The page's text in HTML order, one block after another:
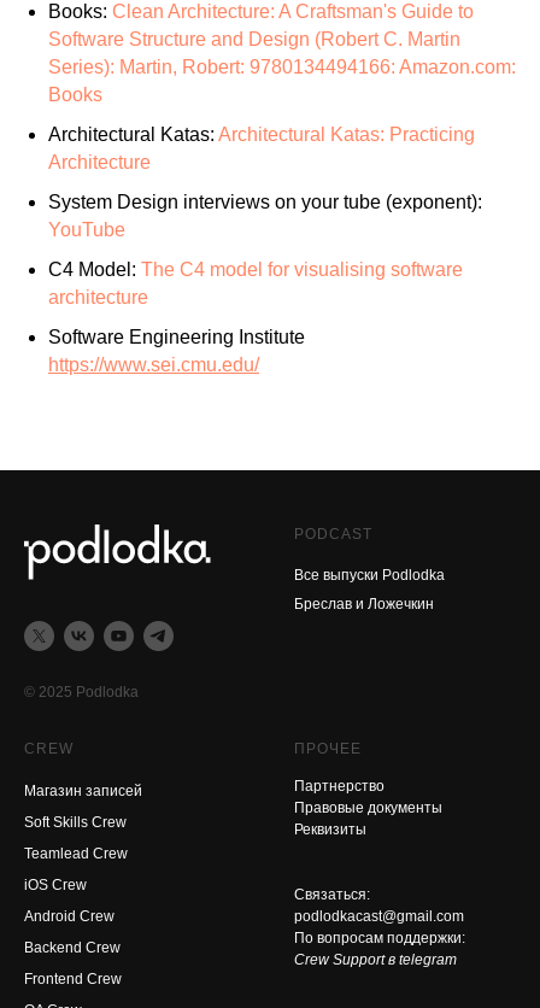
Books: Clean Architecture: A Craftsman's Guide to
Software Structure and Design (Robert C. Martin
Series): Martin, Robert: 9780134494166: Amazon.com:
Books
Architectural Katas: Architectural Katas: Practicing
Architecture
System Design interviews on your tube (exponent):
YouTube
C4 Model: The C4 model for visualising software
architecture
Software Engineering Institute
https://www.sei.cmu.edu/
© 2025 Podlodka
PODCAST
Все выпуски Podlodka
Бреслав и Ложечкин
CREW
Магазин записей
Soft Skills Crew
Teamlead Crew
iOS Crew
Android Crew
Backend Crew
Frontend Crew
ПРОЧЕЕ
Партнерство
Правовые документы
Реквизиты
Связаться:
podlodkacast@gmail.com
По вопросам поддержки:
Crew Support в telegram